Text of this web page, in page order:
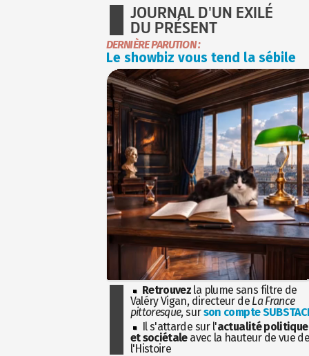
JOURNAL D'UN EXILÉ
DU PRÉSENT
DERNIÈRE PARUTION :
Le showbiz vous tend la sébile
Retrouvez la plume sans filtre de
Valéry Vigan, directeur de La France
pittoresque, surson compte
Il s'attarde sur l'actualité politique
et sociétaleavec la hauteur de vue
l'Histoire